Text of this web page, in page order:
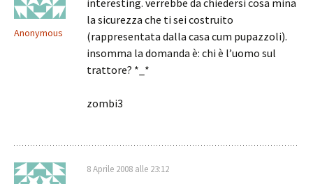
Anonymous
interesting. verrebbe da chiedersi cosa mina
la sicurezza che ti sei costruito
(rappresentata dalla casa cum pupazzoli).
insomma la domanda è: chi è l’uomo sul
trattore? *_*
zombi3
8 Aprile 2008 alle 23:12